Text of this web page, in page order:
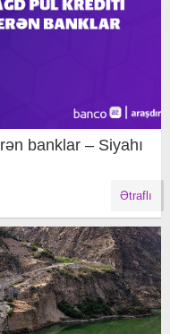
banklar – Siyahı
Ətraflı